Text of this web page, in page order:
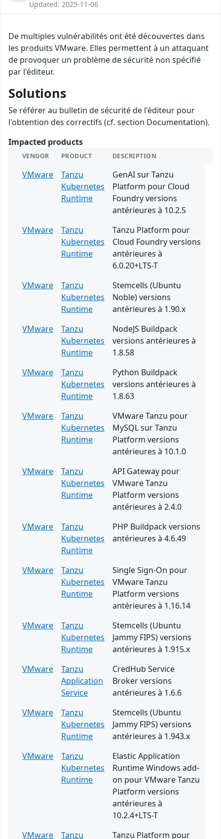
Updated: 2025-11-06
De multiples vulnérabilités ont été découvertes dans
les produits VMware. Elles permettent à un attaquant
de provoquer un problème de sécurité non spécifié
par l'éditeur.
Solutions
Se référer au bulletin de sécurité de l'éditeur pour
l'obtention des correctifs (cf. section Documentation).
Impacted products
VENDOR PRODUCT DESCRIPTION
VMware
Tanzu
Kubernetes
Runtime
GenAI sur Tanzu
Platform pour Cloud
Foundry versions
antérieures à 10.2.5
VMware
Tanzu
Kubernetes
Runtime
Tanzu Platform pour
Cloud Foundry versions
antérieures à
6.0.20+LTS-T
VMware
Tanzu
Kubernetes
Runtime
Stemcells (Ubuntu
Noble) versions
antérieures à 1.90.x
VMware
Tanzu
Kubernetes
Runtime
NodeJS Buildpack
versions antérieures à
1.8.58
VMware
Tanzu
Kubernetes
Runtime
Python Buildpack
versions antérieures à
1.8.63
VMware
Tanzu
Kubernetes
Runtime
VMware Tanzu pour
MySQL sur Tanzu
Platform versions
antérieures à 10.1.0
VMware
Tanzu
Kubernetes
Runtime
API Gateway pour
VMware Tanzu
Platform versions
antérieures à 2.4.0
VMware
Tanzu
Kubernetes
Runtime
PHP Buildpack versions
antérieures à 4.6.49
VMware
Tanzu
Kubernetes
Runtime
Single Sign-On pour
VMware Tanzu
Platform versions
antérieures à 1.16.14
VMware
Tanzu
Kubernetes
Runtime
Stemcells (Ubuntu
Jammy FIPS) versions
antérieures à 1.915.x
VMware
Tanzu
Application
Service
CredHub Service
Broker versions
antérieures à 1.6.6
VMware
Tanzu
Kubernetes
Runtime
Stemcells (Ubuntu
Jammy FIPS) versions
antérieures à 1.943.x
VMware
Tanzu
Kubernetes
Runtime
Elastic Application
Runtime Windows add-
on pour VMware Tanzu
Platform versions
antérieures à
10.2.4+LTS-T
VMware
Tanzu Tanzu Platform pour